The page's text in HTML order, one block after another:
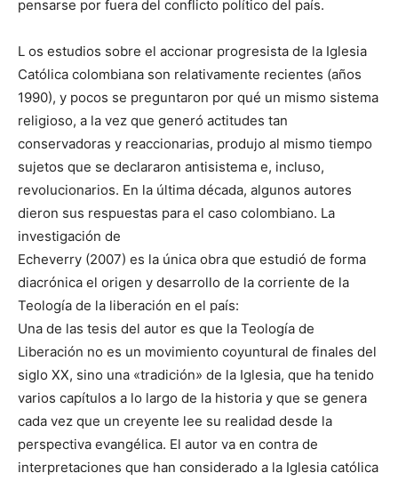
pensarse por fuera del conflicto político del país.
L os estudios sobre el accionar progresista de la Iglesia
Católica colombiana son relativamente recientes (años
1990), y pocos se preguntaron por qué un mismo sistema
religioso, a la vez que generó actitudes tan
conservadoras y reaccionarias, produjo al mismo tiempo
sujetos que se declararon antisistema e, incluso,
revolucionarios. En la última década, algunos autores
dieron sus respuestas para el caso colombiano. La
investigación de
Echeverry (2007) es la única obra que estudió de forma
diacrónica el origen y desarrollo de la corriente de la
Teología de la liberación en el país:
Una de las tesis del autor es que la Teología de
Liberación no es un movimiento coyuntural de finales del
siglo XX, sino una «tradición» de la Iglesia, que ha tenido
varios capítulos a lo largo de la historia y que se genera
cada vez que un creyente lee su realidad desde la
perspectiva evangélica. El autor va en contra de
interpretaciones que han considerado a la Iglesia católica